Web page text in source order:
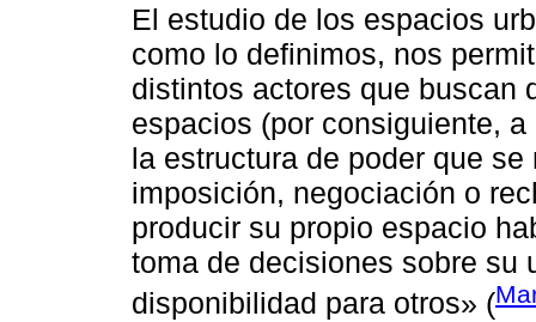
El estudio de los espacios
como lo definimos, nos
distintos actores que buscan
espacios (por consiguiente,
la estructura de poder que
imposición, negociación o
producir su propio espacio
toma de decisiones sobre su
disponibilidad para otros» (